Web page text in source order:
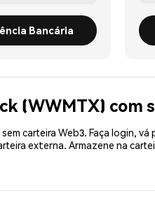
Bancária
(WWMTX) com
carteira Web3. Faça login, vá
externa. Armazene na